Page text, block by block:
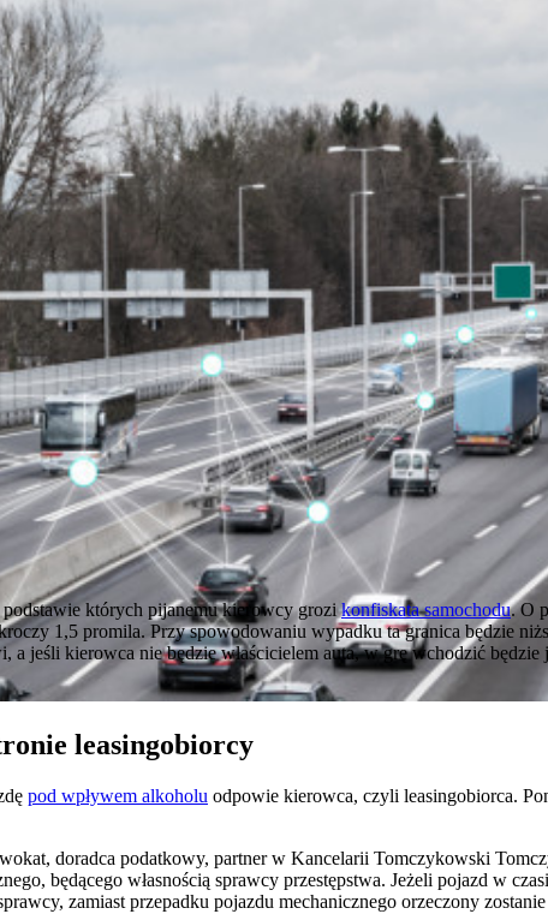
których pijanemu kierowcy grozikonfiskata samochodu. O
1,5 promila. Przy spowodowaniu wypadku ta granica będzie
jeśli kierowca nie będzie właścicielem auta, w grę wchodzić będzie
leasingobiorcy
pod wpływem alkoholu odpowie kierowca, czyli leasingobiorca.
doradca podatkowy, partner w Kancelarii Tomczykowski
będącego własnością sprawcy przestępstwa. Jeżeli pojazd w
zamiast przepadku pojazdu mechanicznego orzeczony